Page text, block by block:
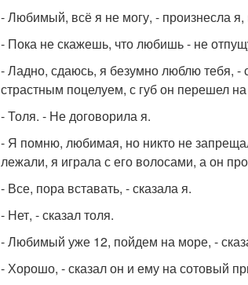
- Любимый, всё я не могу, - произнесла я,
- Пока не скажешь, что любишь - не
- Ладно, сдаюсь, я безумно люблю тебя, -
страстным поцелуем, с губ он перешел
- Толя. - Не договорила я.
- Я помню, любимая, но никто не
лежали, я играла с его волосами, а он
- Все, пора вставать, - сказала я.
- Нет, - сказал толя.
- Любимый уже 12, пойдем на море, -
- Хорошо, - сказал он и ему на сотовый